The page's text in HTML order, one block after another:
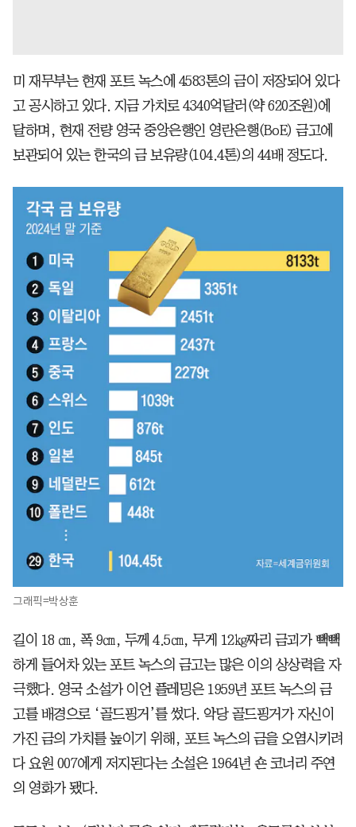
미 재무부는 현재 포트 녹스에 4583톤의 금이 저장되어 있다
고 공시하고 있다. 지금 가치로 4340억달러(약 620조원)에
달하며, 현재 전량 영국 중앙은행인 영란은행(BoE) 금고에
보관되어 있는 한국의 금 보유량(104.4톤)의 44배 정도다.
그래픽=박상훈
길이 18 ㎝, 폭 9㎝, 두께 4.5㎝, 무게 12㎏짜리 금괴가 빽빽
하게 들어차 있는 포트 녹스의 금고는 많은 이의 상상력을 자
극했다. 영국 소설가 이언 플레밍은 1959년 포트 녹스의 금
고를 배경으로 ‘골드핑거’를 썼다. 악당 골드핑거가 자신이
가진 금의 가치를 높이기 위해, 포트 녹스의 금을 오염시키려
다 요원 007에게 저지된다는 소설은 1964년 숀 코너리 주연
의 영화가 됐다.